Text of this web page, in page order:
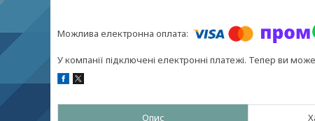
У компанії підключені електронні платежі. Тепер ви
Опис